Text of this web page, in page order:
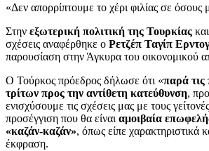
«Δεν απορρίπτουμε το χέρι φιλίας σε
Στην εξωτερική πολιτική της Τουρκίας
σχέσεις αναφέρθηκε ο Ρετζέπ Ταγίπ
παρουσίαση στην Άγκυρα του οικονομικού
Ο Τούρκος πρόεδρος δήλωσε ότι «παρά τις
τρίτων προς την αντίθετη κατεύθυνση,
ενισχύσουμε τις σχέσεις μας με τους
προσέγγιση που θα είναι αμοιβαία
«καζάν-καζάν», όπως είπε χαρακτηριστικά
έκφραση.